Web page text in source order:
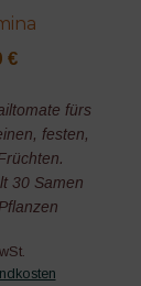
€
fürs
festen,
30 Samen